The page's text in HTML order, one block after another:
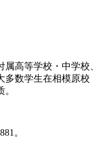
高等学校・中学校、
多数学生在相模原校
。